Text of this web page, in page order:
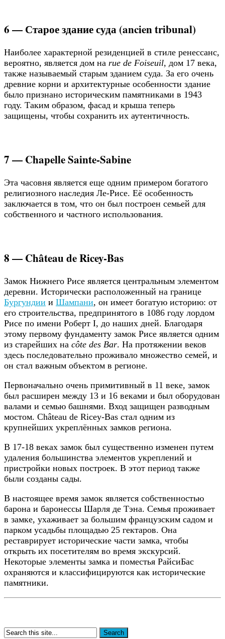
6 — Старое здание суда (ancien tribunal)
Наиболее характерной резиденцией в стиле ренессанс,
вероятно, является дом на rue de Foiseuil, дом 17 века,
также называемый старым зданием суда. За его очень
древние корни и архитектурные особенности здание
было признано историческим памятниками в 1943
году. Таким образом, фасад и крыша теперь
защищены, чтобы сохранить их аутентичность.
7 — Chapelle Sainte-Sabine
Эта часовня является еще одним примером богатого
религиозного наследия Ле-Рисе. Её особенность
заключается в том, что он был построен семьей для
собственного и частного использования.
8 — Château de Ricey-Bas
Замок Нижнего Рисе является центральным элементом
деревни. Исторически расположенный на границе
Бургундии и Шампани, он имеет богатую историю: от
его строительства, предпринятого в 1086 году лордом
Рисе по имени Роберт I, до наших дней. Благодаря
этому первому фундаменту замок Рисе является одним
из старейших на côte des Bar. На протяжении веков
здесь последовательно проживало множество семей, и
он стал важным объектом в регионе.
Первоначально очень примитивный в 11 веке, замок
был расширен между 13 и 16 веками и был оборудован
валами и семью башнями. Вход защищен разводным
мостом. Château de Ricey-Bas стал одним из
крупнейших укреплённых замков региона.
В 17-18 веках замок был существенно изменен путем
удаления большинства элементов укреплений и
пристройки новых построек. В этот период также
были созданы сады.
В настоящее время замок является собственностью
барона и баронессы Шарля де Тэна. Семья проживает
в замке, ухаживает за большим французским садом и
парком усадьбы площадью 25 гектаров. Она
реставрирует исторические части замка, чтобы
открыть их посетителям во время экскурсий.
Некоторые элементы замка и поместья РайсиБас
охраняются и классифицируются как исторические
памятники.